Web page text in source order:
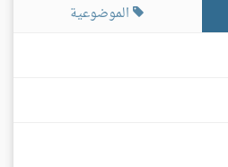
الموضوعية